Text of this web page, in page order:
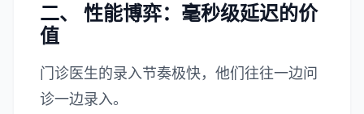
二、 性能博弈：毫秒级延迟的价
值
门诊医生的录入节奏极快，他们往往一边问
诊一边录入。